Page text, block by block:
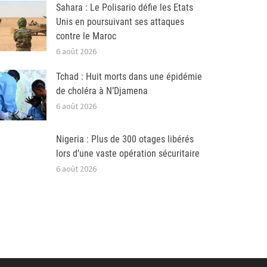
Sahara : Le Polisario défie les Etats
Unis en poursuivant ses attaques
contre le Maroc
6 août 2026
Tchad : Huit morts dans une épidémie
de choléra à N’Djamena
6 août 2026
Nigeria : Plus de 300 otages libérés
lors d’une vaste opération sécuritaire
6 août 2026